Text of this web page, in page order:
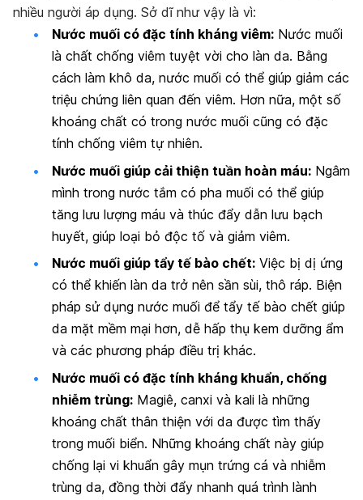
nhiều người áp dụng. Sở dĩ như vậy là vì:
Nước muối có đặc tính kháng viêm: Nước muối
là chất chống viêm tuyệt vời cho làn da. Bằng
cách làm khô da, nước muối có thể giúp giảm các
triệu chứng liên quan đến viêm. Hơn nữa, một số
khoáng chất có trong nước muối cũng có đặc
tính chống viêm tự nhiên.
Nước muối giúp cải thiện tuần hoàn máu: Ngâm
mình trong nước tắm có pha muối có thể giúp
tăng lưu lượng máu và thúc đẩy dẫn lưu bạch
huyết, giúp loại bỏ độc tố và giảm viêm.
Nước muối giúp tẩy tế bào chết: Việc bị dị ứng
có thể khiến làn da trở nên sần sùi, thô ráp. Biện
pháp sử dụng nước muối để tẩy tế bào chết giúp
da mặt mềm mại hơn, dễ hấp thụ kem dưỡng ẩm
và các phương pháp điều trị khác.
Nước muối có đặc tính kháng khuẩn, chống
nhiễm trùng: Magiê, canxi và kali là những
khoáng chất thân thiện với da được tìm thấy
trong muối biển. Những khoáng chất này giúp
chống lại vi khuẩn gây mụn trứng cá và nhiễm
trùng da, đồng thời đẩy nhanh quá trình lành